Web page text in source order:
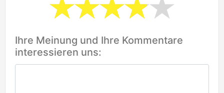
Ihre Meinung und Ihre Kommentare
interessieren uns: